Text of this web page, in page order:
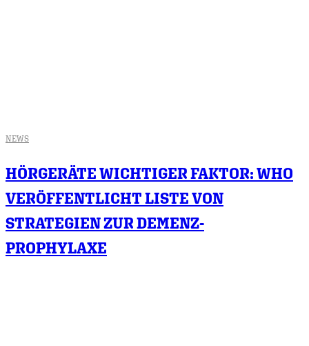
NEWS
HÖRGERÄTE WICHTIGER FAKTOR: WHO
VERÖFFENTLICHT LISTE VON
STRATEGIEN ZUR DEMENZ-
PROPHYLAXE